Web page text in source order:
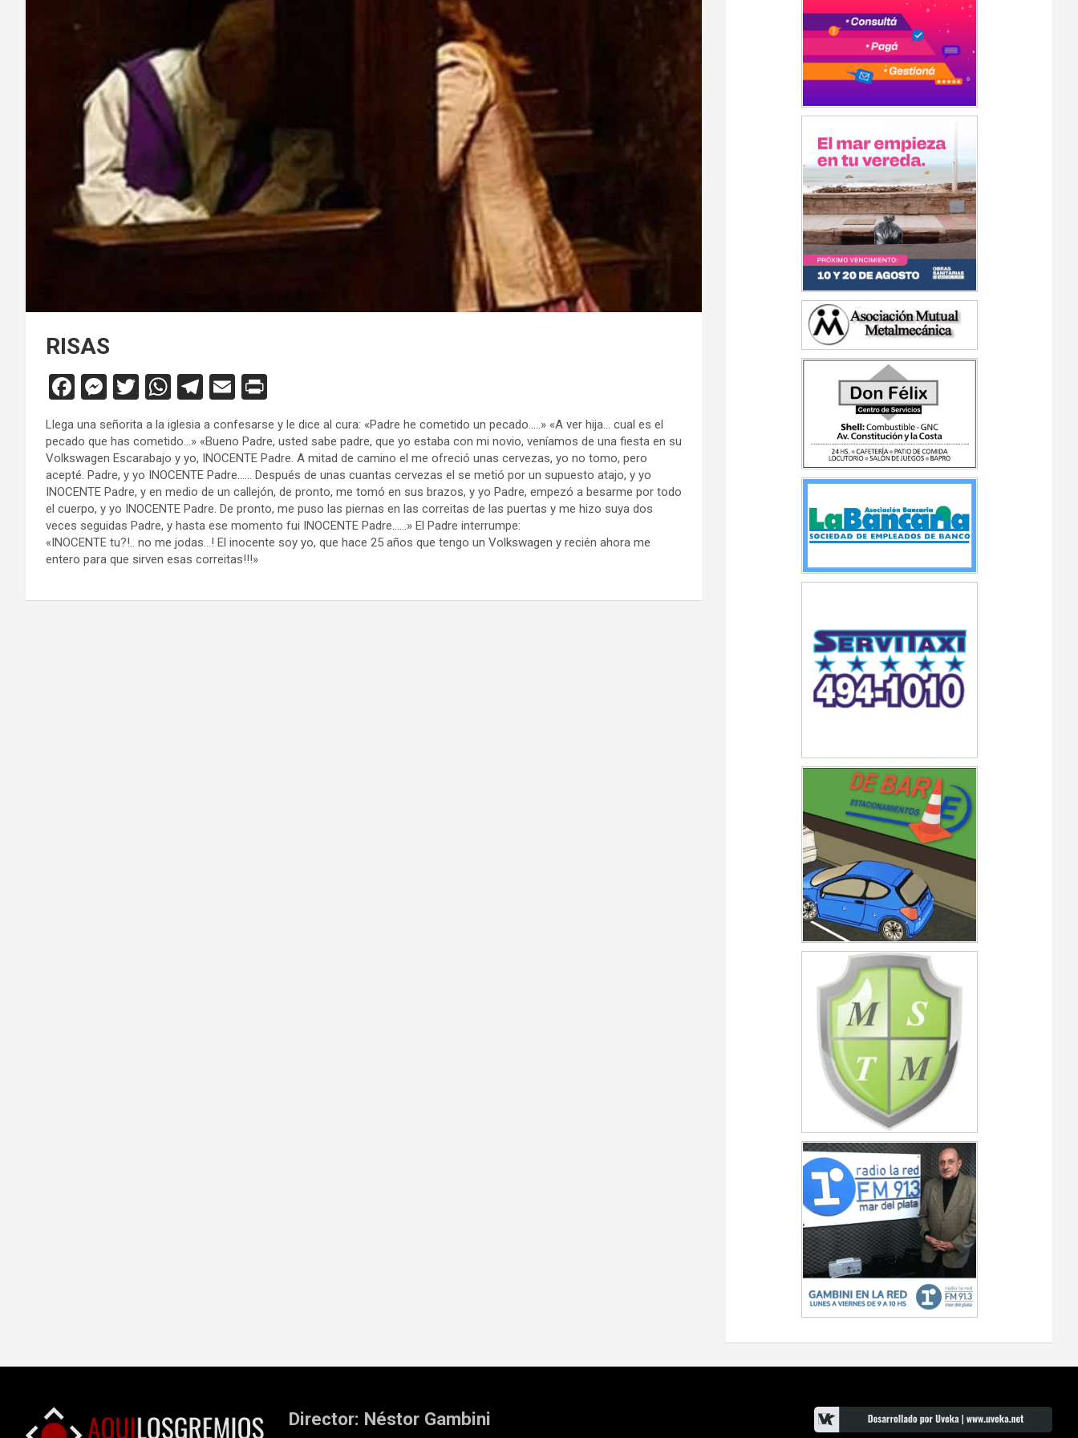
RISAS
F
ce
b
o
o
k
M
es
se
n
g
er
T
wi
tt
er
W
h
at
s
A
p
p
T
e
gr
a
m
E
m
ail tF
ri
e
n
dl
Llega una señorita a la iglesia a confesarse y le dice al cura: «Padre he cometido un pecado…..» «A ver hija… cual es el
pecado que has cometido…» «Bueno Padre, usted sabe padre, que yo estaba con mi novio, veníamos de una fiesta en su
Volkswagen Escarabajo y yo, INOCENTE Padre. A mitad de camino el me ofreció unas cervezas, yo no tomo, pero
acepté. Padre, y yo INOCENTE Padre…… Después de unas cuantas cervezas el se metió por un supuesto atajo, y yo
INOCENTE Padre, y en medio de un callejón, de pronto, me tomó en sus brazos, y yo Padre, empezó a besarme por todo
el cuerpo, y yo INOCENTE Padre. De pronto, me puso las piernas en las correitas de las puertas y me hizo suya dos
veces seguidas Padre, y hasta ese momento fui INOCENTE Padre……» El Padre interrumpe:
«INOCENTE tu?!.. no me jodas…! El inocente soy yo, que hace 25 años que tengo un Volkswagen y recién ahora me
entero para que sirven esas correitas!!!»
Director: Néstor Gambini